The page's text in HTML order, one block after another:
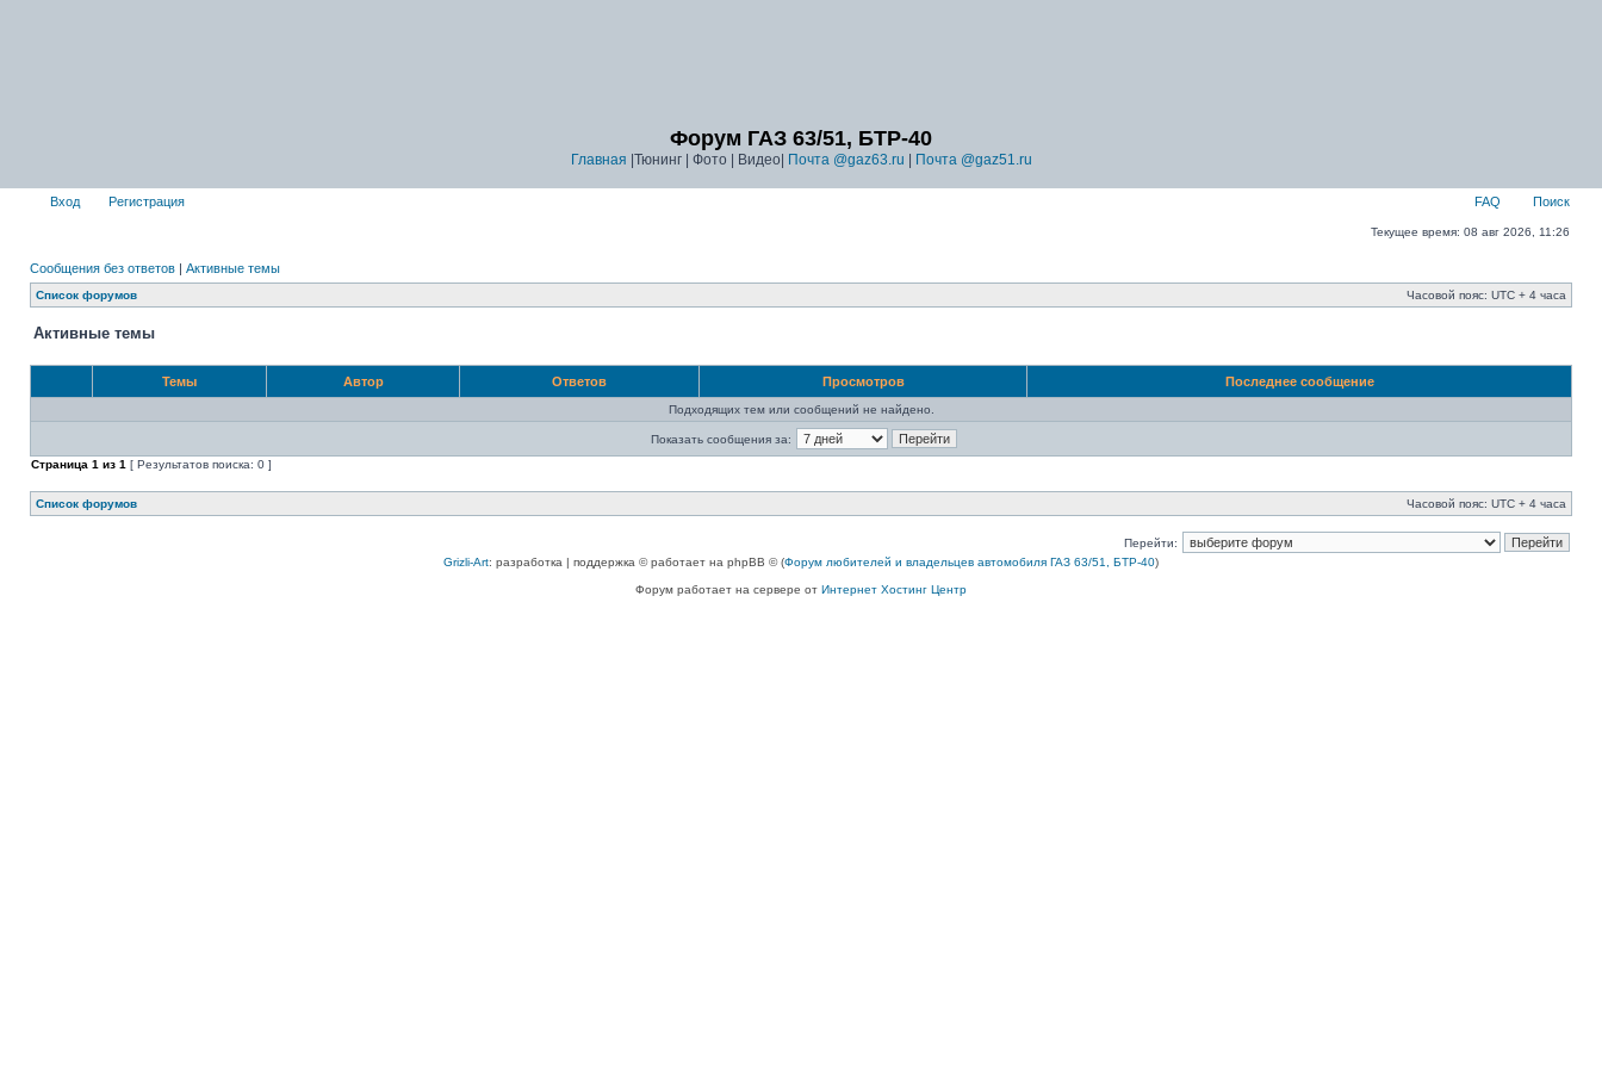
Форум ГАЗ 63/51, БТР-40
Главная |Тюнинг | Фото | Видео| Почта @gaz63.ru Почта @gaz51.ru
Вход Регистрация FAQ Поиск
Текущее время: 08 авг 2026, 11:26
Сообщения без ответов | Активные темы
Список форумов Часовой пояс: UTC + 4 часа
Активные темы
Темы Автор Ответов Просмотров Последнее сообщение
Подходящих тем или сообщений не найдено.
Показать сообщения за:
Страница 1 из 1 [ Результатов поиска: 0 ]
Список форумов Часовой пояс: UTC + 4 часа
Перейти:
Grizli-Art: разработка | поддержка © работает на phpBB © (Форум любителей и владельцев автомобиля ГАЗ 63/51, БТР-40)
Форум работает на сервере от Интернет Хостинг Центр